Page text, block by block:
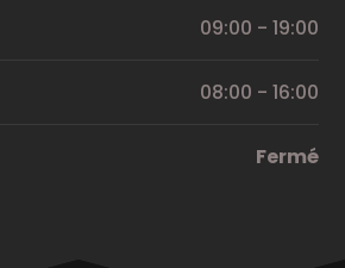
09:00 - 19:00
08:00 - 16:00
Fermé